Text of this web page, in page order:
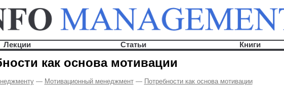
Лекции Статьи Книги
как основа мотивации
— Мотивационный менеджмент— Потребности как основа мотивации